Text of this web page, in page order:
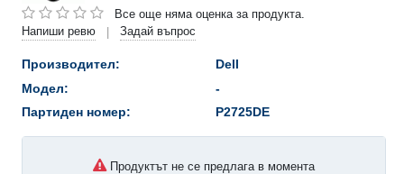
Все още няма оценка за продукта.
Напиши ревю
| Задай въпрос
Производител:
Dell
Модел:
-
Партиден номер:
P2725DE
Продуктът не се предлага в момента